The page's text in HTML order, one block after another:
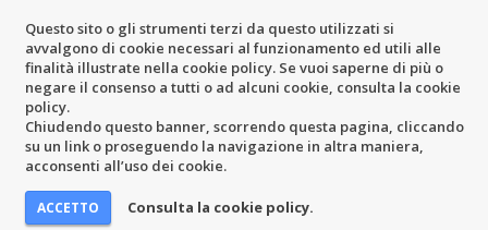
Questo sito o gli strumenti terzi da questo utilizzati si
avvalgono di cookie necessari al funzionamento ed utili alle
finalità illustrate nella cookie policy. Se vuoi saperne di più o
negare il consenso a tutti o ad alcuni cookie, consulta la cookie
policy.
Chiudendo questo banner, scorrendo questa pagina, cliccando
su un link o proseguendo la navigazione in altra maniera,
acconsenti all’uso dei cookie.
Consulta la cookie policy.